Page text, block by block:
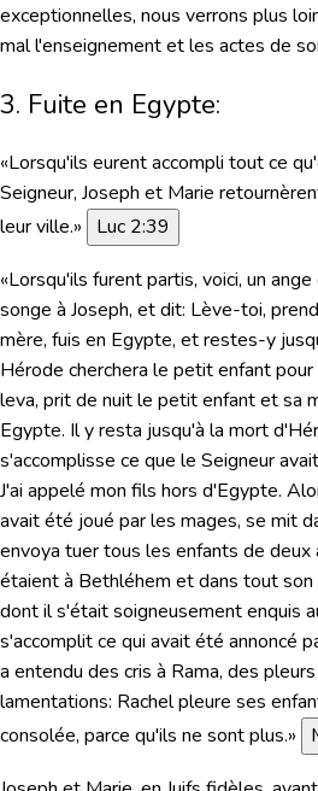
exceptionnelles, nous verrons plus
mal l'enseignement et les actes de
3. Fuite en Egypte:
«Lorsqu'ils eurent accompli tout ce
Seigneur, Joseph et Marie
leur ville.»
Luc 2:39
«Lorsqu'ils furent partis, voici, un
songe à Joseph, et dit: Lève-toi,
mère, fuis en Egypte, et restes-y
Hérode cherchera le petit enfant pour
leva, prit de nuit le petit enfant et sa
Egypte. Il y resta jusqu'à la mort
s'accomplisse ce que le Seigneur
J'ai appelé mon fils hors d'Egypte.
avait été joué par les mages, se mit
envoya tuer tous les enfants de deux
étaient à Bethléhem et dans tout
dont il s'était soigneusement enquis
s'accomplit ce qui avait été annoncé
a entendu des cris à Rama, des
lamentations: Rachel pleure ses
consolée, parce qu'ils ne sont plus.»